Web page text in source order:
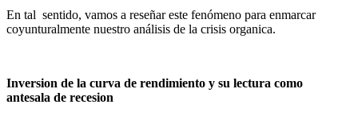
En tal sentido, vamos a reseñar este fenómeno para enmarcar
coyunturalmente nuestro análisis de la crisis organica.
Inversion de la curva de rendimiento y su lectura como
antesala de recesion